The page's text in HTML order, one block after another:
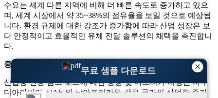
×
무료 샘플 다운로드
수요는 세계 다른 지역에 비해 더 빠른 속도로 증가하고 있으
며, 세계 시장에서 약 35~38%의 점유율을 보일 것으로 예상됩
니다. 환경 규제에 대한 강조가 증가함에 따라 산업 성장은 보
다 안정적이고 효율적인 유체 전달 솔루션의 채택을 촉진합니
다.
중동 및 아프리카
산업용 연동 펌프 호스에 대한 중동 및 아프리카 시장은 사우
디아라비아, UAE 및 남아프리카와 같은 국가의 산업화 증가